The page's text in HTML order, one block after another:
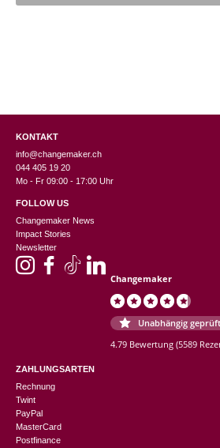
KONTAKT
info@changemaker.ch
044 405 19 20
Mo - Fr 09:00 - 17:00 Uhr
FOLLOW US
Changemaker News
Impact Stories
Newsletter
Changemaker
Unabhängig geprüft
4.79 Bewertung (5589
ZAHLUNGSARTEN
Rechnung
Twint
PayPal
MasterCard
Postfinance